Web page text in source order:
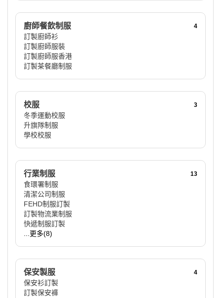
廚師餐飲制服 4
訂製廚師衫
訂製廚師服裝
訂製廚師服香港
訂製茶餐廳制服
校服 3
冬季運動校服
升旗隊制服
學校校服
行業制服 13
食環署制服
清潔公司制服
FEHD制服訂製
訂製物流業制服
快遞制服訂製
...更多(8)
保安製服 4
保安衫訂製
訂製保安褲